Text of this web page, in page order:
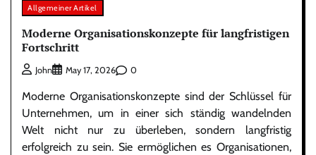
Allgemeiner Artikel
Moderne Organisationskonzepte für langfristigen
Fortschritt
John May 17, 2026 0
Moderne Organisationskonzepte sind der Schlüssel für
Unternehmen, um in einer sich ständig wandelnden
Welt nicht nur zu überleben, sondern langfristig
erfolgreich zu sein. Sie ermöglichen es Organisationen,